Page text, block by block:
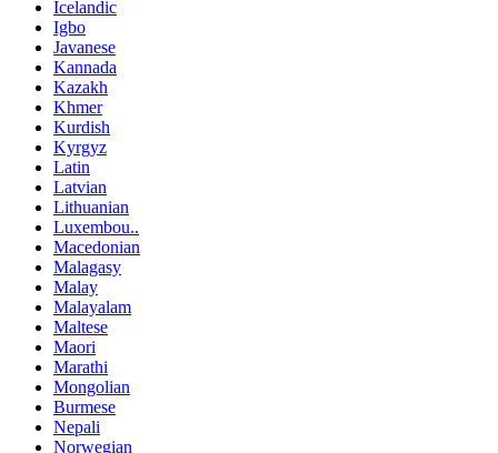
Icelandic
Igbo
Javanese
Kannada
Kazakh
Khmer
Kurdish
Kyrgyz
Latin
Latvian
Lithuanian
Luxembou..
Macedonian
Malagasy
Malay
Malayalam
Maltese
Maori
Marathi
Mongolian
Burmese
Nepali
Norwegian